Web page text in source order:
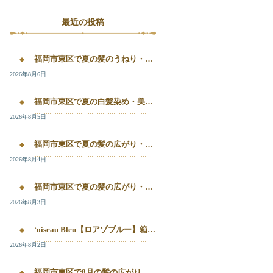
最近の投稿
福岡市東区で夏の髪のうねり・白髪染め・美容液カラーを相談するなら｜箱崎・千早のL’oiseau Bleu
2026年8月6日
福岡市東区で夏の白髪染め・美容液カラー・髪質改善を相談したい方へ｜箱崎・千早のL’oiseau Bleu
2026年8月5日
福岡市東区で夏の髪の広がり・白髪染め・美容液カラーを相談したい方へ｜箱崎・千早のL’oiseau Bleu
2026年8月4日
福岡市東区で夏の髪の広がり・白髪染め・美容液カラーを相談したい方へ｜箱崎・千早のL’oiseau Bleu
2026年8月3日
‘oiseau Bleu【ロアゾブルー】箱崎店】 福岡市東区箱崎で、夏の白髪染めやカラー後の毛先のパサつき、髪の艶不足が気になる方へ。
2026年8月2日